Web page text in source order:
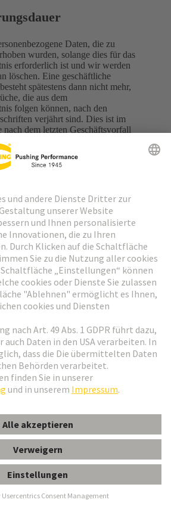
Daten, die zu
wurden, solange dies für das
erforderlich ist und wir werden
löschen. Eine geschäftliche
spätestens dann nicht mehr,
die aus dem
folgen können, nach den
verjährt sind. Dies ist im
nach dem letzten Geschäftsvorfall
es zu keinem Geschäftsvorfall,
Daten spätestens nach 3 Jahren
werden wir Ihre Daten
und Sie Ihre Einwilligung
Berichtigungs-,
und
uns das Recht auf Auskunft
personenbezogenen Daten
die bei uns verarbeitet werden.
Sie ein Recht auf Berichtigung
Löschung (Art. 17 DS-GVO)
der Verarbeitung (Art. 18
Recht auf Datenübertragbarkeit
Verarbeitung, einschließlich
Entscheidung unterworfen zu
egenüber rechtliche Wirkung
in ähnlicher Weise erheblich
die Rechte und Freiheiten sowie
der betroffenen Person
daher mindestens das Recht auf
Standpunkts und auf